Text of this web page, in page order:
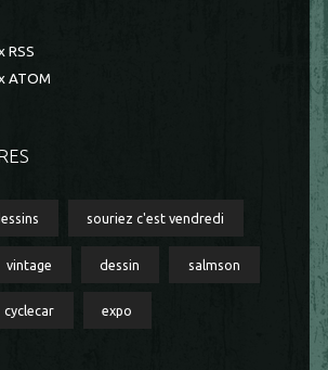
RSS
ATOM
souriez c'est vendredi
vintage dessin salmson
cyclecar expo